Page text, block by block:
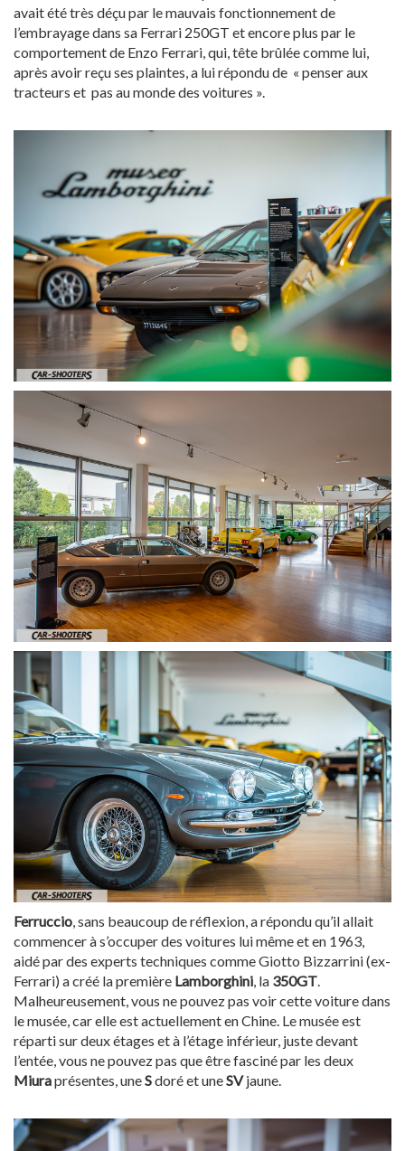
avait été très déçu par le mauvais fonctionnement de
l’embrayage dans sa Ferrari 250GT et encore plus par le
comportement de Enzo Ferrari, qui, tête brûlée comme lui,
après avoir reçu ses plaintes, a lui répondu de « penser aux
tracteurs et pas au monde des voitures ».
Ferruccio , sans beaucoup de réflexion, a répondu qu’il allait
commencer à s’occuper des voitures lui même et en 1963,
aidé par des experts techniques comme Giotto Bizzarrini (ex-
Ferrari) a créé la première Lamborghini , la 350GT
Malheureusement, vous ne pouvez pas voir cette voiture dans
le musée, car elle est actuellement en Chine. Le musée est
réparti sur deux étages et à l’étage inférieur, juste devant
l’entée, vous ne pouvez pas que être fasciné par les deux
Miuraprésentes, uneSdoré et uneSVjaune.